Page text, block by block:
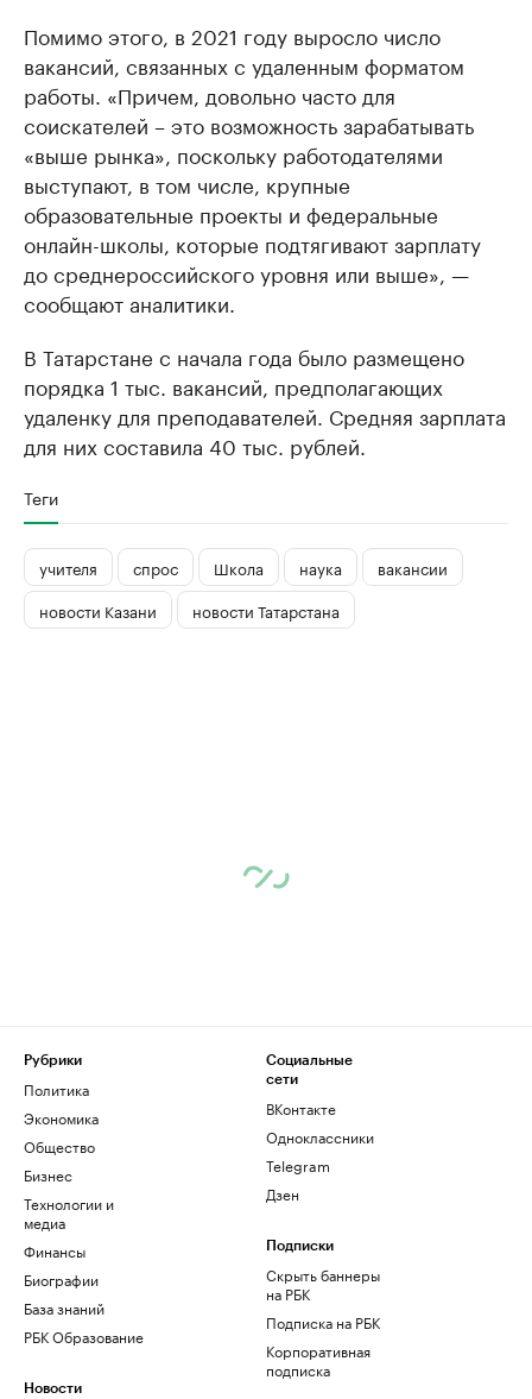
Помимо этого, в 2021 году выросло число
вакансий, связанных с удаленным форматом
работы. «Причем, довольно часто для
соискателей – это возможность зарабатывать
«выше рынка», поскольку работодателями
выступают, в том числе, крупные
образовательные проекты и федеральные
онлайн-школы, которые подтягивают зарплату
до среднероссийского уровня или выше», —
сообщают аналитики.
В Татарстане с начала года было размещено
порядка 1 тыс. вакансий, предполагающих
удаленку для преподавателей. Средняя зарплата
для них составила 40 тыс. рублей.
Теги
учителя спрос Школа наука
вакансии
новости Казани
новости Татарстана
Рубрики
Политика
Экономика
Общество
Бизнес
Технологии и
медиа
Финансы
Биографии
База знаний
РБК Образование
Новости
Социальные
сети
ВКонтакте
Одноклассники
Telegram
Дзен
Подписки
Скрыть баннеры
на РБК
Подписка на РБК
Корпоративная
подписка